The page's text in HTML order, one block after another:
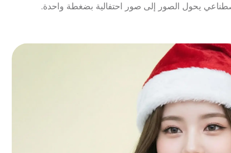
يحول الصور إلى صور احتفالية بضغطة واحدة.